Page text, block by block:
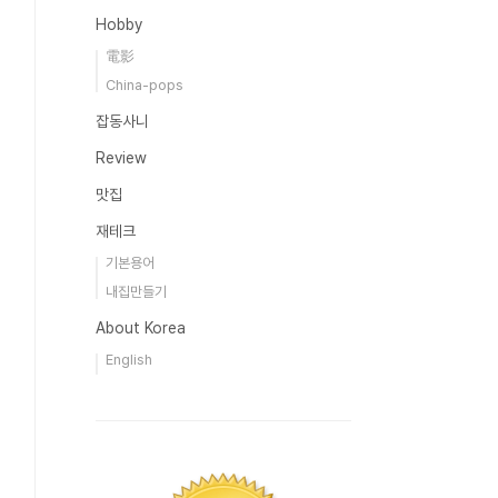
Hobby
電影
China-pops
잡동사니
Review
맛집
재테크
기본용어
내집만들기
About Korea
English